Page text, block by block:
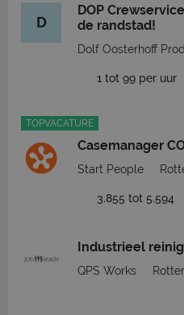
D
DOP
de randstad!
Dolf Oosterhoff
1 tot 99 per uur
TOPVACATURE
Casemanager
Start People
3.855 tot 5.594
Industrieel
QPS Works